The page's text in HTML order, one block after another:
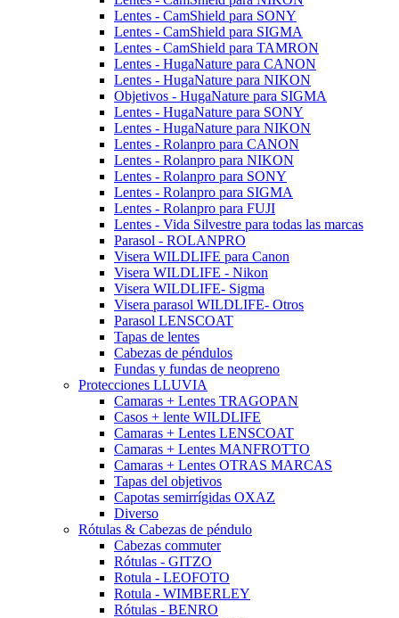
Lentes - CamShield para SONY
Lentes - CamShield para SIGMA
Lentes - CamShield para TAMRON
Lentes - HugaNature para CANON
Lentes - HugaNature para NIKON
Objetivos - HugaNature para SIGMA
Lentes - HugaNature para SONY
Lentes - HugaNature para NIKON
Lentes - Rolanpro para CANON
Lentes - Rolanpro para NIKON
Lentes - Rolanpro para SONY
Lentes - Rolanpro para SIGMA
Lentes - Rolanpro para FUJI
Lentes - Vida Silvestre para todas las marcas
Parasol - ROLANPRO
Visera WILDLIFE para Canon
Visera WILDLIFE - Nikon
Visera WILDLIFE- Sigma
Visera parasol WILDLIFE- Otros
Parasol LENSCOAT
Tapas de lentes
Cabezas de péndulos
Fundas y fundas de neopreno
Protecciones LLUVIA
Camaras + Lentes TRAGOPAN
Casos + lente WILDLIFE
Camaras + Lentes LENSCOAT
Camaras + Lentes MANFROTTO
Camaras + Lentes OTRAS MARCAS
Tapas del objetivos
Capotas semirrígidas OXAZ
Diverso
Rótulas & Cabezas de péndulo
Cabezas commuter
Rótulas - GITZO
Rotula - LEOFOTO
Rotula - WIMBERLEY
Rótulas - BENRO